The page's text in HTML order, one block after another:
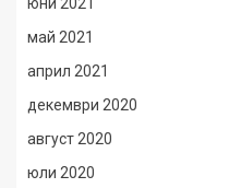
май 2021
април 2021
декември 2020
август 2020
юли 2020